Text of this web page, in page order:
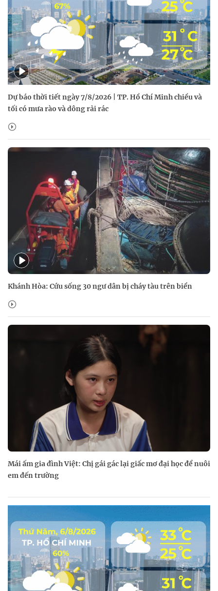
Dự báo thời tiết ngày 7/8/2026 | TP. Hồ Chí Minh chiều và
tối có mưa rào và dông rải rác
Khánh Hòa: Cứu sống 30 ngư dân bị cháy tàu trên biển
Mái ấm gia đình Việt: Chị gái gác lại giấc mơ đại học để nuôi
em đến trường